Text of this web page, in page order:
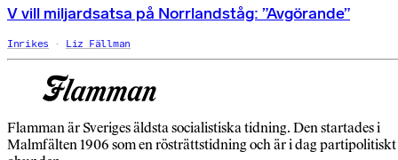
V vill miljardsatsa på Norrlandståg: ”Avgörande”
Inrikes Liz Fällman
Flamman är Sveriges äldsta socialistiska tidning. Den startades i
Malmfälten 1906 som en rösträttstidning och är i dag partipolitiskt